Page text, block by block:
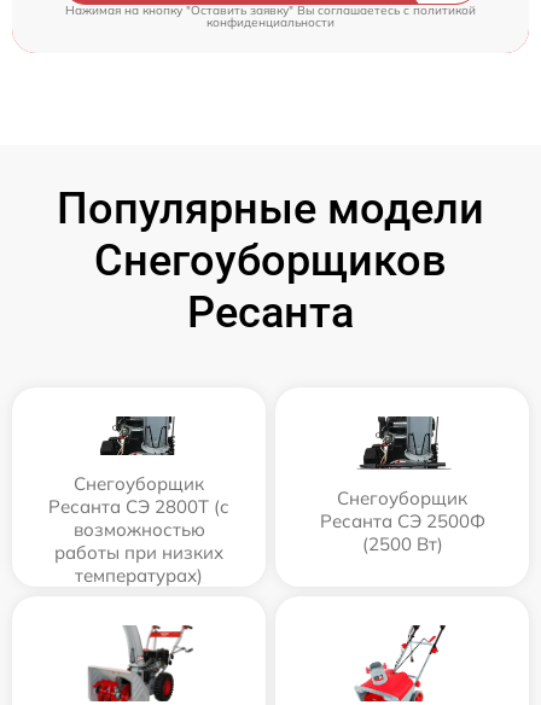
Нажимая на кнопку "Оставить заявку" Вы соглашаетесь cполитикой
конфиденциальности
Популярные модели
Снегоуборщиков
Ресанта
Снегоуборщик
Ресанта СЭ 2800Т (с
возможностью
работы при низких
температурах)
Снегоуборщик
Ресанта СЭ 2500Ф
(2500 Вт)